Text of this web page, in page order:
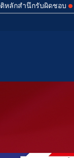
หลักสำนึกรับผิดชอบ